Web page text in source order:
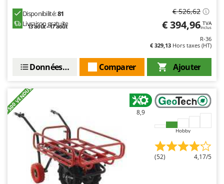
NuovaFac
Oliviero
OMA
Ompagrill
Ooni
Oriental Koshin
Outdoorchef
Disponibilité:81
Livraison gratuite
13 août - 17 août
€ 526,62
€ 394,96 TVA
Inclus
R-36
€ 329,13 Hors taxes (HT)
Ajouter
Comparer
Données techniques
+500 VENDUS 8,9
Hobby
(52) 4,17/5